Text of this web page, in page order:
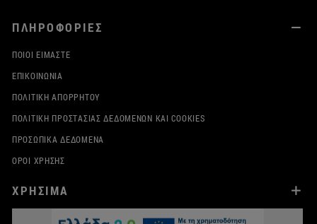
ΠΛΗΡΟΦΟΡΙΕΣ
ΠΟΙΟΙ ΕΊΜΑΣΤΕ
ΕΠΙΚΟΙΝΩΝΊΑ
ΠΟΛΙΤΙΚΉ ΑΠΟΡΡΉΤΟΥ
ΠΟΛΙΤΙΚΉ ΠΡΟΣΤΑΣΊΑΣ ΔΕΔΟΜΈΝΩΝ ΚΑΙ COOKIES
ΠΡΟΣΩΠΙΚΆ ΔΕΔΟΜΈΝΑ
ΌΡΟΙ ΧΡΉΣΗΣ
ΧΡΗΣΙΜΑ